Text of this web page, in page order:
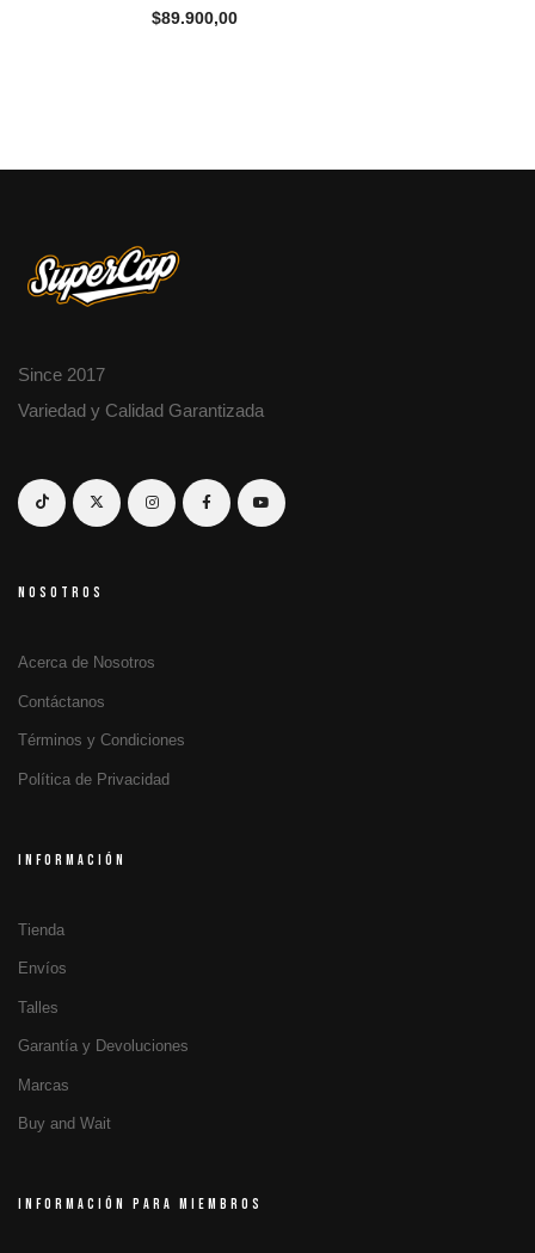
$89.900,00
Since 2017
Variedad y Calidad Garantizada
NOSOTROS
Acerca de Nosotros
Contáctanos
Términos y Condiciones
Política de Privacidad
INFORMACIÓN
Tienda
Envíos
Talles
Garantía y Devoluciones
Marcas
Buy and Wait
INFORMACIÓN PARA MIEMBROS